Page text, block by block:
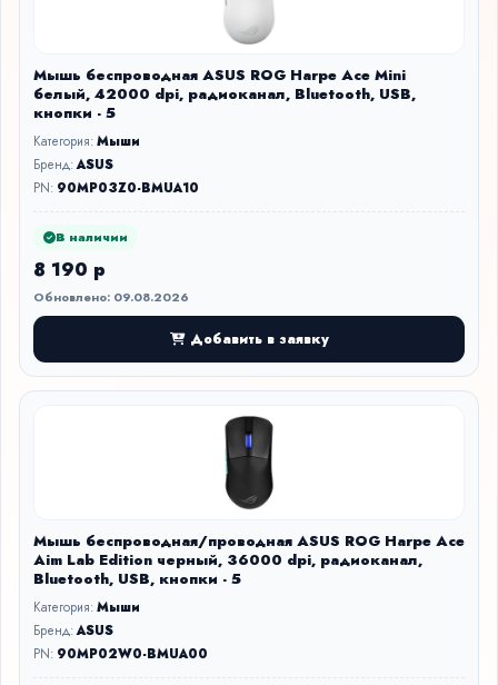
Мышь беспроводная ASUS ROG Harpe Ace Mini
белый, 42000 dpi, радиоканал, Bluetooth, USB,
кнопки - 5
Категория:Мыши
Бренд:ASUS
PN: 90MP03Z0-BMUA10
В наличии
8 190 р
Обновлено: 09.08.2026
Добавить в заявку
Мышь беспроводная/проводная ASUS ROG Harpe Ace
Aim Lab Edition черный, 36000 dpi, радиоканал,
Bluetooth, USB, кнопки - 5
Категория:Мыши
Бренд:ASUS
PN: 90MP02W0-BMUA00